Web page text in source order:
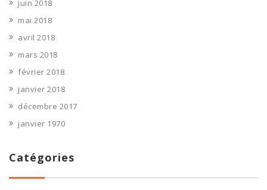
juin 2018
mai 2018
avril 2018
mars 2018
février 2018
janvier 2018
décembre 2017
janvier 1970
Catégories